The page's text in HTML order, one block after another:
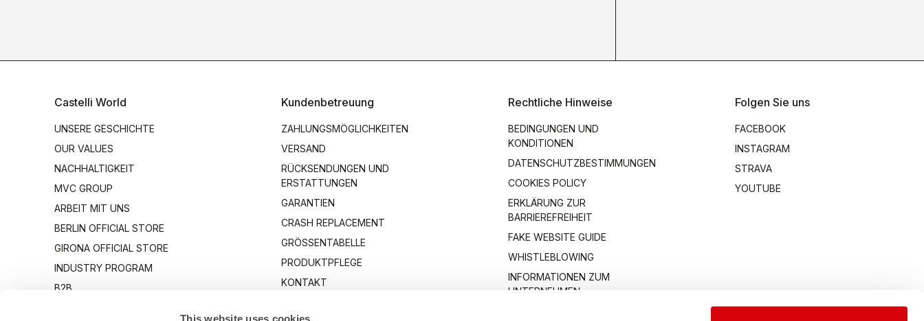
This website uses cookies
Castelli World
UNSERE GESCHICHTE
OUR VALUES
NACHHALTIGKEIT
MVC GROUP
ARBEIT MIT UNS
BERLIN OFFICIAL STORE
GIRONA OFFICIAL STORE
INDUSTRY PROGRAM
B2B
Kundenbetreuung
ZAHLUNGSMÖGLICHKEITEN
VERSAND
RÜCKSENDUNGEN UND
ERSTATTUNGEN
GARANTIEN
CRASH REPLACEMENT
GRÖSSENTABELLE
PRODUKTPFLEGE
KONTAKT
Rechtliche Hinweise
BEDINGUNGEN UND
KONDITIONEN
DATENSCHUTZBESTIMMUNGEN
COOKIES POLICY
ERKLÄRUNG ZUR
BARRIEREFREIHEIT
FAKE WEBSITE GUIDE
WHISTLEBLOWING
INFORMATIONEN ZUM
UNTERNEHMEN
Folgen Sie uns
FACEBOOK
INSTAGRAM
STRAVA
YOUTUBE